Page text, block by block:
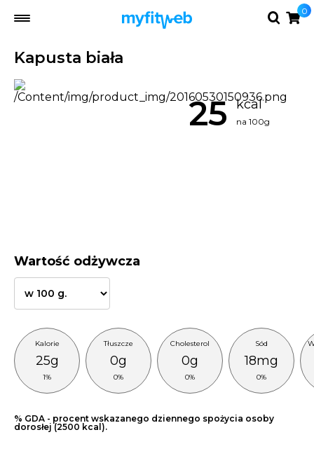
0
Kapusta biała
25 kcal
na 100g
Wartość odżywcza
Kalorie
25g
1%
Tłuszcze
0g
0%
Cholesterol
0g
0%
Sód
18mg
0%
% GDA - procent wskazanego dziennego spożycia osoby
dorosłej (2500 kcal).